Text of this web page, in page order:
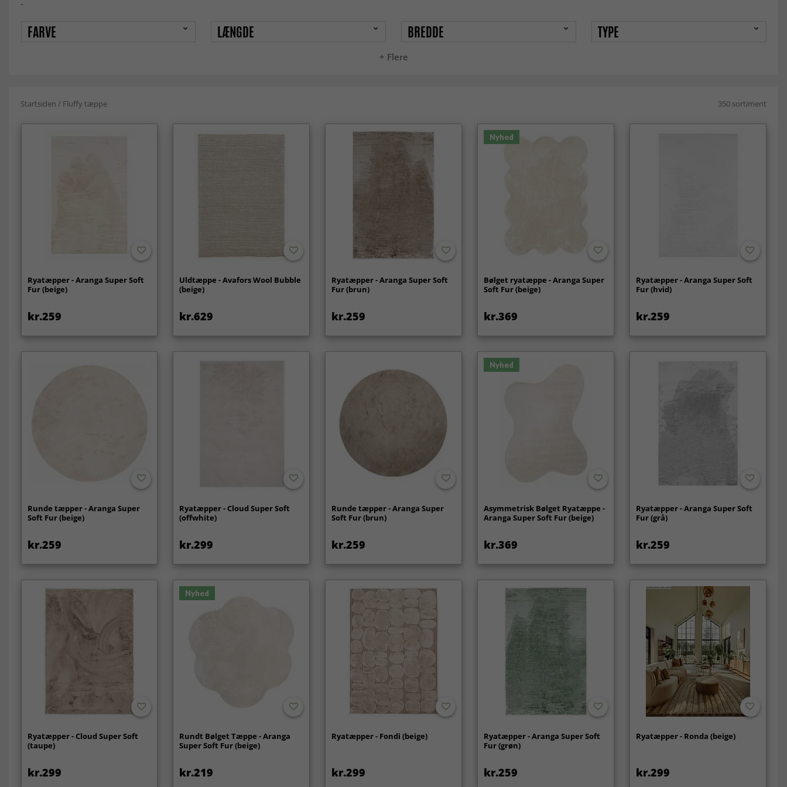
-
+ Flere
FARVE LÆNGDE BREDDE TYPE
Startsiden / Fluffy tæppe 350 sortiment
Ryatæpper - Aranga Super Soft
Fur (beige)
kr.259
Uldtæppe - Avafors Wool Bubble
(beige)
kr.629
Ryatæpper - Aranga Super Soft
Fur (brun)
kr.259
Nyhed
Bølget ryatæppe - Aranga Super
Soft Fur (beige)
kr.369
Ryatæpper - Aranga Super Soft
Fur (hvid)
kr.259
Runde tæpper - Aranga Super
Soft Fur (beige)
kr.259
Ryatæpper - Cloud Super Soft
(offwhite)
kr.299
Runde tæpper - Aranga Super
Soft Fur (brun)
kr.259
Nyhed
Asymmetrisk Bølget Ryatæppe -
Aranga Super Soft Fur (beige)
kr.369
Ryatæpper - Aranga Super Soft
Fur (grå)
kr.259
Ryatæpper - Cloud Super Soft
(taupe)
kr.299
Nyhed
Rundt Bølget Tæppe - Aranga
Super Soft Fur (beige)
kr.219
Ryatæpper - Fondi (beige)
kr.299
Ryatæpper - Aranga Super Soft
Fur (grøn)
kr.259
Ryatæpper - Ronda (beige)
kr.299